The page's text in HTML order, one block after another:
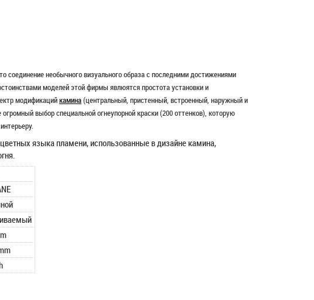
необычного визуального образа с последними достижениями
моделей этой фирмы явлюятся простота установки и
модификацийкамина(центральный, пристенный, встроенный, наружный и
выбор специальной огнеупорной краски (200 оттенков), которую
языка пламени, использованные в дизайне камина,